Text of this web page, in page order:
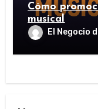
Cómo
musical
El Negocio